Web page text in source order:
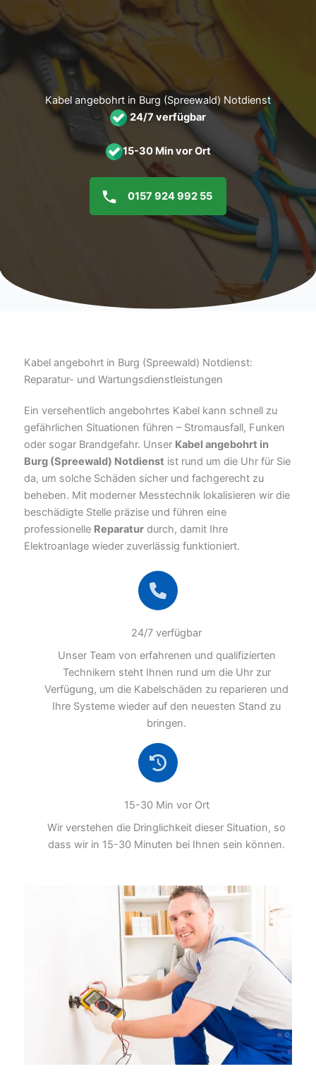
Inhalt
Kabel angebohrt in Burg (Spreewald) Notdienst
24/7 verfügbar
15-30 Min vor Ort
0157 924 992 55
Kabel angebohrt in Burg (Spreewald) Notdienst:
Reparatur- und Wartungsdienstleistungen
Ein versehentlich angebohrtes Kabel kann schnell zu
gefährlichen Situationen führen – Stromausfall, Funken
oder sogar Brandgefahr. Unser Kabel angebohrt in
Burg (Spreewald) Notdienst ist rund um die Uhr für Sie
da, um solche Schäden sicher und fachgerecht zu
beheben. Mit moderner Messtechnik lokalisieren wir die
beschädigte Stelle präzise und führen eine
professionelle Reparatur durch, damit Ihre
Elektroanlage wieder zuverlässig funktioniert.
24/7 verfügbar
Unser Team von erfahrenen und qualifizierten
Technikern steht Ihnen rund um die Uhr zur
Verfügung, um die Kabelschäden zu reparieren und
Ihre Systeme wieder auf den neuesten Stand zu
bringen.
15-30 Min vor Ort
Wir verstehen die Dringlichkeit dieser Situation, so
dass wir in 15-30 Minuten bei Ihnen sein können.